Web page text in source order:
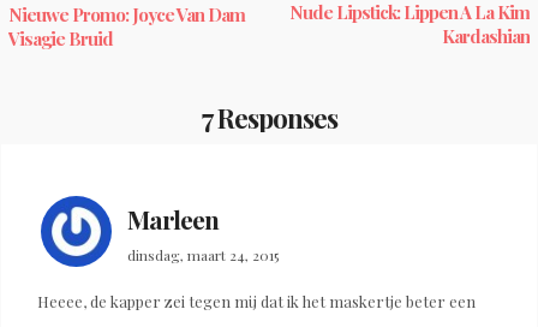
Nieuwe Promo: Joyce Van Dam
Visagie Bruid
Nude Lipstick: Lippen A La Kim
Kardashian
7 Responses
Marleen
dinsdag, maart 24, 2015
Heeee, de kapper zei tegen mij dat ik het maskertje beter een